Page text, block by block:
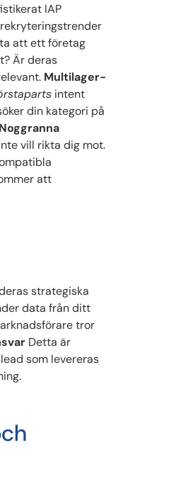
IAP
att ett företag
Är deras
Multilager-
intent
din kategori på
Noggranna
vill rikta dig mot.
att
strategiska
data från ditt
tror
Detta är
som levereras